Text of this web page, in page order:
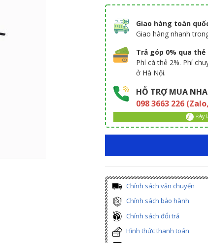
Giao hàng toàn
Giao hàng nhanh
Trả góp 0% qua thẻ
Phí cà thẻ 2%. Phí
ở Hà Nội.
HỖ TRỢ MUA
098 3663 226
Đây
Chính sách vận chuyển
Chính sách bảo hành
Chính sách đổi trả
Hình thức thanh toán